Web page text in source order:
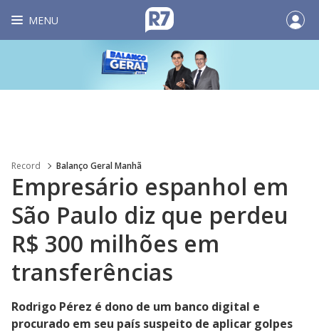
MENU
Record Balanço Geral Manhã
Empresário espanhol em
São Paulo diz que perdeu
R$ 300 milhões em
transferências
Rodrigo Pérez é dono de um banco digital e
procurado em seu país suspeito de aplicar golpes